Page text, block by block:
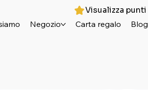
Negozio Carta regalo Blog
Visualizza punti